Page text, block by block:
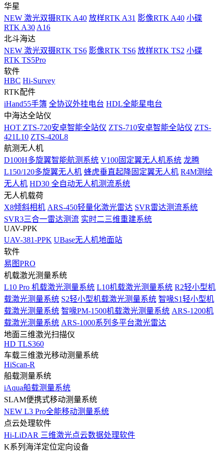
华星
NEW 激光双摄RTK A40 放样RTK A31 影像RTK A40 小碟
RTK A30 A16
北斗海达
NEW 激光双摄RTK TS6 影像RTK TS6 放样RTK TS2 小碟
RTK TS5Pro
软件
HBC Hi-Survey
RTK配件
iHand55手簿 全协议外挂电台 HDL全能星电台
中海达全站仪
HOT ZTS-720安卓智能全站仪 ZTS-710安卓智能全站仪 ZTS-
421L10 ZTS-420L8
航测无人机
D100H多旋翼智能航测系统 V100固定翼无人机系统 龙腾
L150/120多旋翼无人机 蜂虎垂直起降固定翼无人机 R4M测绘
无人机 HD30 全自动无人机测流系统
无人机载荷
X8倾斜相机 ARS-450轻量化激光雷达 SVR雷达测流系统
SVR3三合一雷达测流 实时二三维重建系统
UAV-PPK
UAV-381-PPK UBase无人机地面站
软件
易图PRO
机载激光测量系统
L10 Pro 机载激光测量系统 L10机载激光测量系统 R2轻小型机
载激光测量系统 S2轻小型机载激光测量系统 智喙S1轻小型机
载激光测量系统 智喙PM-1500机载激光测量系统 ARS-1200机
载激光测量系统 ARS-1000系列多平台激光雷达
地面三维激光扫描仪
HD TLS360
车载三维激光移动测量系统
HiScan-R
船载测量系统
iAqua船载测量系统
SLAM便携式移动测量系统
NEW L3 Pro全能移动测量系统
点云处理软件
Hi-LiDAR 三维激光点云数据处理软件
K系列海洋定位定向设备